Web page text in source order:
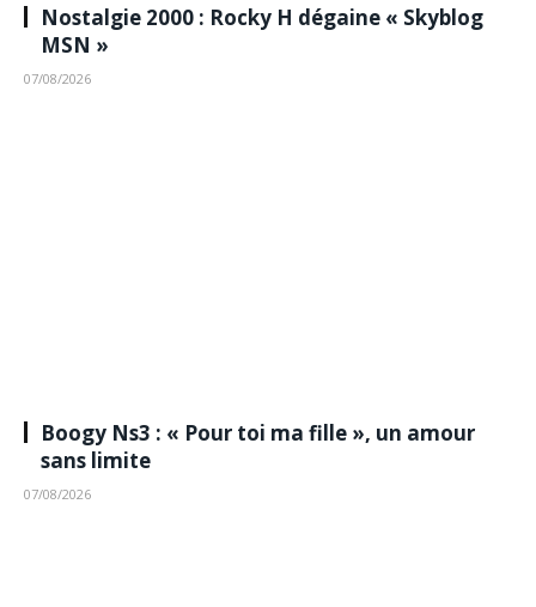
Nostalgie 2000 : Rocky H dégaine « Skyblog
MSN »
07/08/2026
Boogy Ns3 : « Pour toi ma fille », un amour
sans limite
07/08/2026